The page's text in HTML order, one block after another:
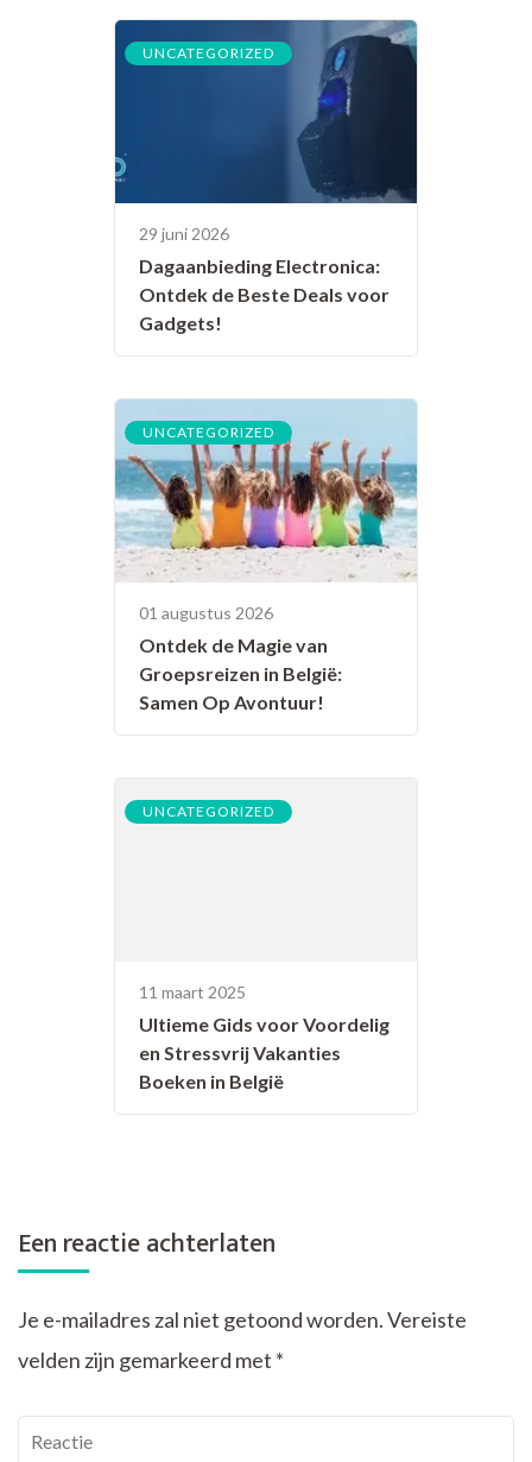
UNCATEGORIZED
29 juni 2026
Dagaanbieding Electronica:
Ontdek de Beste Deals voor
Gadgets!
UNCATEGORIZED
01 augustus 2026
Ontdek de Magie van
Groepsreizen in België:
Samen Op Avontuur!
UNCATEGORIZED
11 maart 2025
Ultieme Gids voor Voordelig
en Stressvrij Vakanties
Boeken in België
Een reactie achterlaten
Je e-mailadres zal niet getoond worden.Vereiste
velden zijn gemarkeerd met *
Reactie